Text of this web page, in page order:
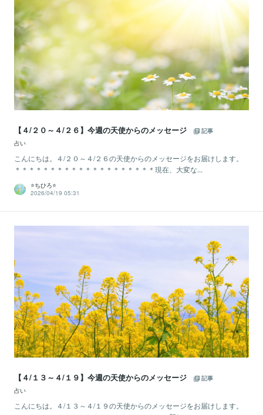
【４/２０～４/２６】今週の天使からのメッセージ
記事
占い
こんにちは。４/２０～４/２６の天使からのメッセージをお届けします。
＊＊＊＊＊＊＊＊＊＊＊＊＊＊＊＊＊＊＊＊現在、大変な...
⭐️ちひろ⭐️
2026/04/19 05:31
【４/１３～４/１９】今週の天使からのメッセージ
記事
占い
こんにちは。４/１３～４/１９の天使からのメッセージをお届けします。